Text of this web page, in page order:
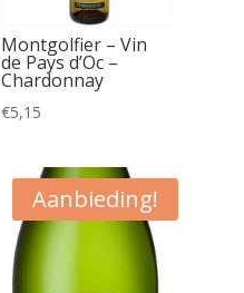
Montgolfier – Vin
de Pays d’Oc –
Chardonnay
€5,15
Aanbieding!